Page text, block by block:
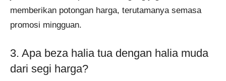
memberikan potongan harga, terutamanya semasa
promosi mingguan.
3. Apa beza halia tua dengan halia muda
dari segi harga?